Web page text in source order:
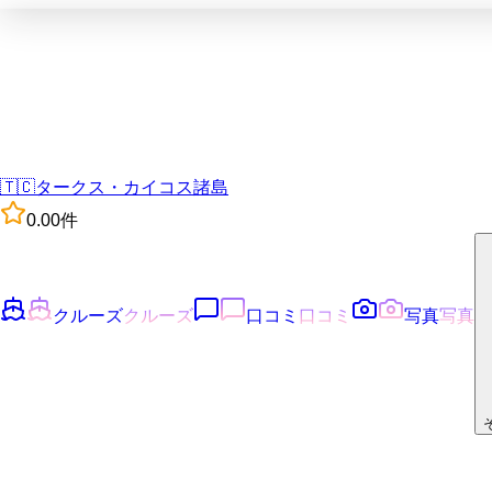
🇹🇨タークス・カイコス諸島
0.00件
クルーズクルーズ 口コミ 口コミ 写真写真